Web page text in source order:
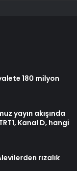
180 milyon
yayın akışında
Kanal D, hangi
rızalık